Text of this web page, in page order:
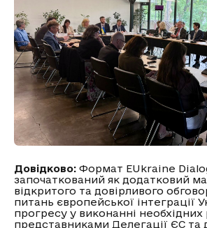
Довідково: Формат EUkraine
започаткований як додатковий
відкритого та довірливого
питань європейської інтеграції
прогресу у виконанні
представниками Делегації ЄС та